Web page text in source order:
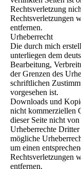
Rechtsverletzung
Rechtsverletzungen
entfernen.
Urheberrecht
Die durch mich
unterliegen dem
Bearbeitung,
der Grenzen des
schriftlichen
vorgesehen ist.
Downloads und
nicht kommerziellen
dieser Seite nicht
Urheberrechte
mögliche
um einen
Rechtsverletzungen
entfernen.